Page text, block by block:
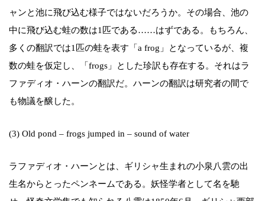
ャンと池に飛び込む様子ではないだろうか。その場合、池の
中に飛び込む蛙の数は1匹である……はずである。もちろん、
多くの翻訳では1匹の蛙を表す「a frog」となっているが、複
数の蛙を仮定し、「frogs」とした珍訳も存在する。それはラ
ファディオ・ハーンの翻訳だ。ハーンの翻訳は研究者の間で
も物議を醸した。
(3) Old pond – frogs jumped in – sound of water
ラファディオ・ハーンとは、ギリシャ生まれの小泉八雲の出
生名からとったペンネームである。妖怪学者として名を馳